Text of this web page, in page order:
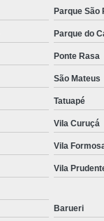
Parque São
Parque do
Ponte Rasa
São Mateus
Tatuapé
Vila Curuçá
Vila
Vila
Barueri